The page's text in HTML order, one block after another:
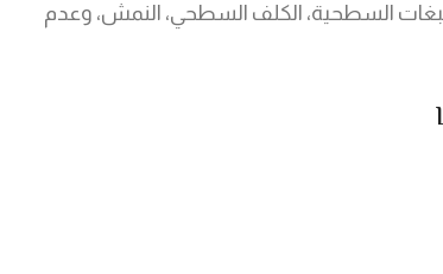
السطحية، الكلف السطحي، النمش، وعدم